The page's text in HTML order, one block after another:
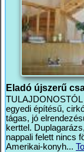
Eladó újszerű
egyedi építésű,
tágas, jó
kerttel.
nappali felett nincs
Amerikai-konyh...